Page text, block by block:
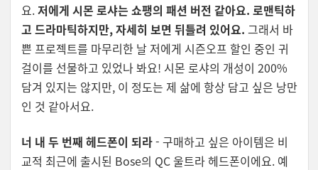
요.저에게 시몬 로샤는 쇼팽의 패션 버전 같아요. 로맨틱하
고 드라마틱하지만, 자세히 보면 뒤틀려 있어요. 그래서 바
쁜 프로젝트를 마무리한 날 저에게 시즌오프 할인 중인 귀
걸이를 선물하고 있었나 봐요! 시몬 로샤의 개성이 200%
담겨 있지는 않지만, 이 정도는 제 삶에 항상 담고 싶은 낭만
인 것 같아서요.
너 내 두 번째 헤드폰이 되라- 구매하고 싶은 아이템은 비
교적 최근에 출시된 Bose의 QC 울트라 헤드폰이에요. 예